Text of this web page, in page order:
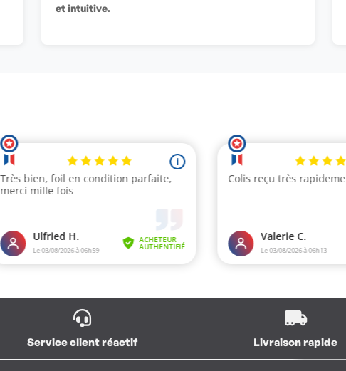
et intuitive.
Service client réactif Livraison rapide